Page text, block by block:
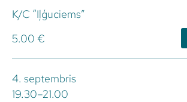
K/C “Iļģuciems”
5.00 €
4. septembris
19.30–21.00